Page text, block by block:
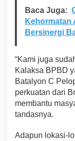
Baca Juga:
Kehormatan
Bersinergi
“Kami juga
Kalaksa BPBD
Batalyon C
perkuatan dari
membantu
tandasnya.
Adapun lokasi-